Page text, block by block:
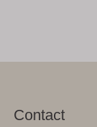
Contact